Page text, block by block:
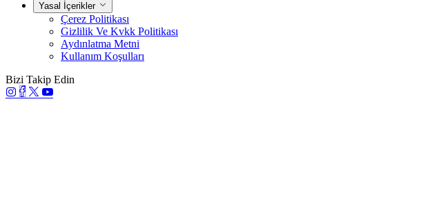
Yasal İçerikler
Çerez Politikası
Gizlilik Ve Kvkk Politikası
Aydınlatma Metni
Kullanım Koşulları
Bizi Takip Edin